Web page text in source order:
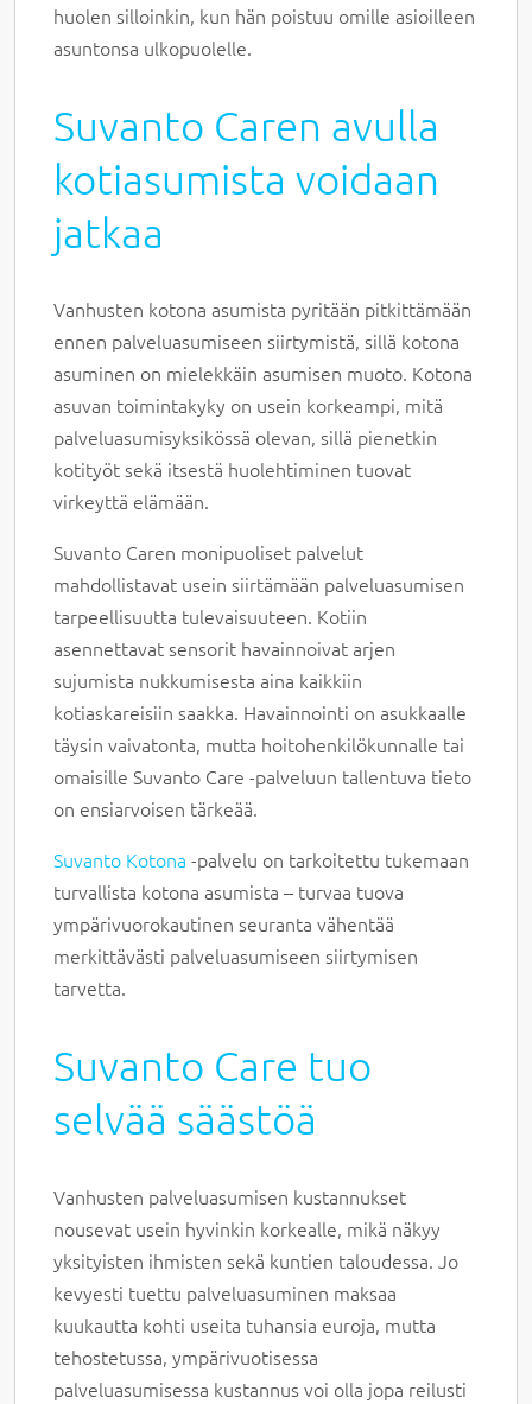
huolen silloinkin, kun hän poistuu omille asioilleen
asuntonsa ulkopuolelle.
Suvanto Caren avulla
kotiasumista voidaan
jatkaa
Vanhusten kotona asumista pyritään pitkittämään
ennen palveluasumiseen siirtymistä, sillä kotona
asuminen on mielekkäin asumisen muoto. Kotona
asuvan toimintakyky on usein korkeampi, mitä
palveluasumisyksikössä olevan, sillä pienetkin
kotityöt sekä itsestä huolehtiminen tuovat
virkeyttä elämään.
Suvanto Caren monipuoliset palvelut
mahdollistavat usein siirtämään palveluasumisen
tarpeellisuutta tulevaisuuteen. Kotiin
asennettavat sensorit havainnoivat arjen
sujumista nukkumisesta aina kaikkiin
kotiaskareisiin saakka. Havainnointi on asukkaalle
täysin vaivatonta, mutta hoitohenkilökunnalle tai
omaisille Suvanto Care -palveluun tallentuva tieto
on ensiarvoisen tärkeää.
Suvanto Kotona -palvelu on tarkoitettu tukemaan
turvallista kotona asumista – turvaa tuova
ympärivuorokautinen seuranta vähentää
merkittävästi palveluasumiseen siirtymisen
tarvetta.
Suvanto Care tuo
selvää säästöä
Vanhusten palveluasumisen kustannukset
nousevat usein hyvinkin korkealle, mikä näkyy
yksityisten ihmisten sekä kuntien taloudessa. Jo
kevyesti tuettu palveluasuminen maksaa
kuukautta kohti useita tuhansia euroja, mutta
tehostetussa, ympärivuotisessa
palveluasumisessa kustannus voi olla jopa reilusti